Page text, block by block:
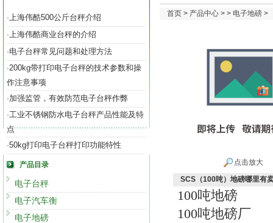
·上海伟酷500公斤台秤介绍
·上海伟酷商业台秤的介绍
·电子台秤常见问题和处理方法
·200kg带打印电子台秤的技术参数和操
作注意事项
·加强监管，有效防范电子台秤作弊
·工业不锈钢防水电子台秤产品性能及特
点
·50kg打印电子台秤打印功能特性
产品目录
电子台秤
电子汽车衡
电子地磅
首页 > 产品中心 > > 电子地磅 >
点击放大
SCS（100吨）地磅哪里有
100吨地磅
100吨地磅厂